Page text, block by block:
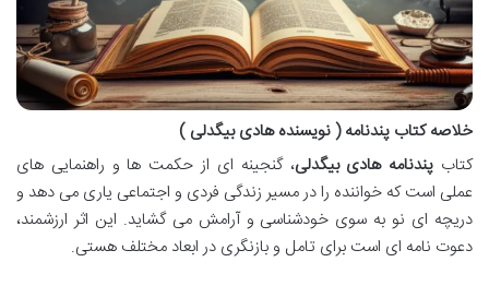
خلاصه کتاب پندنامه ( نویسنده هادی بیگدلی )
کتاب پندنامه هادی بیگدلی، گنجینه ای از حکمت ها و راهنمایی های
عملی است که خواننده را در مسیر زندگی فردی و اجتماعی یاری می دهد و
دریچه ای نو به سوی خودشناسی و آرامش می گشاید. این اثر ارزشمند،
دعوت نامه ای است برای تامل و بازنگری در ابعاد مختلف هستی.